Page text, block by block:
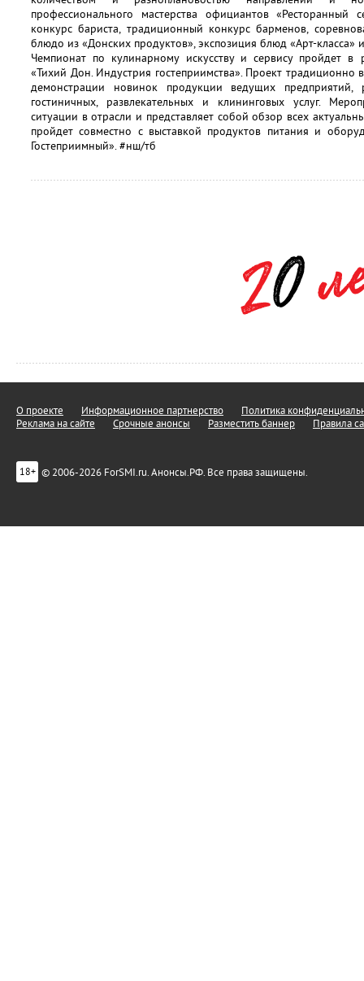
профессионального мастерства официантов
конкурс бариста, традиционный конкурс барменов,
блюдо из «Донских продуктов», экспозиция блюд «Арт-класса»
Чемпионат по кулинарному искусству и сервису пройдет в
«Тихий Дон. Индустрия гостеприимства». Проект
демонстрации новинок продукции ведущих
гостиничных, развлекательных и клининговых услуг.
ситуации в отрасли и представляет собой обзор всех
пройдет совместно с выставкой продуктов питания и
Гостеприимный». #нш/тб
О проекте Информационное партнерство
Политика
Реклама на сайте
Срочные анонсы Разместить баннер Правила
18+ © 2006-2026 ForSMI.ru. Анонсы.РФ. Все права защищены.